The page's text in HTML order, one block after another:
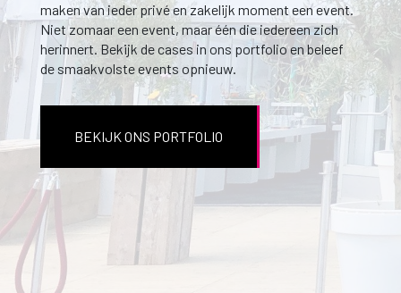
maken van ieder privé en zakelijk moment een event.
Niet zomaar een event, maar één die iedereen zich
herinnert. Bekijk de cases in ons portfolio en beleef
de smaakvolste events opnieuw.
BEKIJK ONS PORTFOLIO